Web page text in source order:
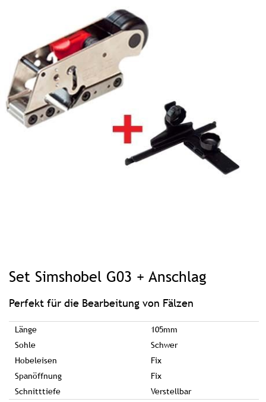
Set Simshobel G03 + Anschlag
Perfekt für die Bearbeitung von Fälzen
Länge
105mm
Sohle
Schwer
Hobeleisen
Fix
Spanöffnung
Fix
Schnitttiefe
Verstellbar
Bildgalerie